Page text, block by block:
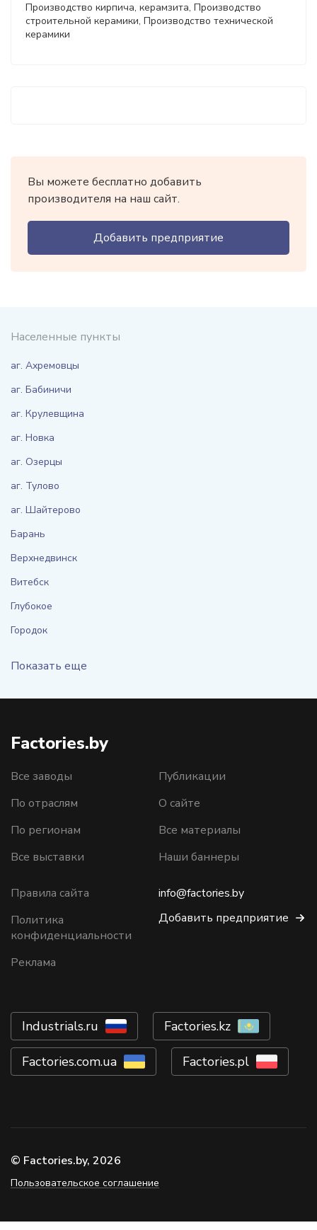
Производство кирпича, керамзита, Производство
строительной керамики, Производство технической
керамики
Вы можете бесплатно добавить
производителя на наш сайт.
Добавить предприятие
Населенные пункты
аг. Ахремовцы
аг. Бабиничи
аг. Крулевщина
аг. Новка
аг. Озерцы
аг. Тулово
аг. Шайтерово
Барань
Верхнедвинск
Витебск
Глубокое
Городок
Показать еще
Factories.by
Все заводы
По отраслям
По регионам
Все выставки
Публикации
О сайте
Все материалы
Наши баннеры
Правила сайта
Политика
конфиденциальности
Реклама
info@factories.by
Добавить предприятие
Industrials.ru Factories.kz
Factories.com.ua Factories.pl
© Factories.by, 2026
Пользовательское соглашение